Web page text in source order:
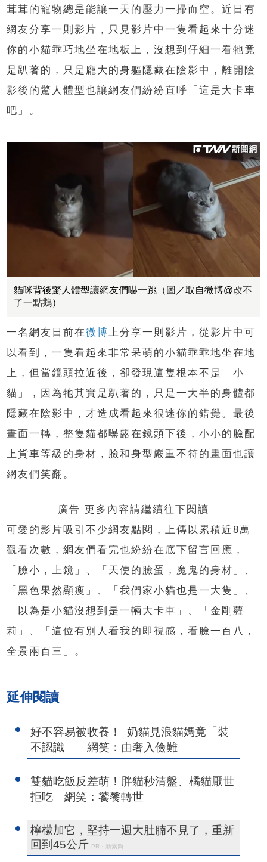
茸茸的寵物總是能讓一天的壓力一掃而空。近日有
網友分享一則影片，只見影片中一隻看起來十分迷
你的小貓乖巧地坐在地板上，沒想到仔細一看牠竟
是趴著的，只是龐大的身軀隱藏在陰影中，離開陰
影後的驚人體型也讓網友們紛紛直呼「這是大卡車
吧」。
貓咪背後驚人體型讓網友們嚇一跳（圖／取自微博@改不
了一點鵝）
一名網友日前在微博上分享一則影片，從影片中可
以看到，一隻看起來非常呆萌的小貓乖乖地坐在地
上，但當鏡頭拉近後，卻發現這隻根本不是「小
貓」，因為牠其實是趴著的，只是一大半的身體都
隱藏在陰影中，才造成看起來很迷你的錯覺。最後
畫面一轉，整隻貓都曝露在鏡頭下後，小小的臉配
上貨車等級的身材，臉和身型嚴重不符的畫面也讓
網友們笑翻。
廣告 更多內容請繼續往下閱讀
可愛的影片吸引不少網友點閱，上傳以累積近8萬
觀看次數，網友們看完也紛紛在底下留言回應，
「臉小，上鏡」、「天使的臉蛋，魔鬼的身材」、
「黑色果然顯瘦」、「我們家小貓也是一大隻」、
「以為是小貓沒想到是一輛大卡車」、「金剛蘿
莉」、「這位有別人看我的即視感，看臉一百八，
全景兩百三」。
延伸閱讀
好不容易被收養！ 奶貓見浪貓媽竟「裝
不認識」 網笑：由奢入儉難
雙貓吃飯反差萌！胖貓秒清盤、橘貓厭世
拒吃 網笑：饕餮轉世
檸檬加它，堅持一週大肚腩不見了，重新
回到45公斤 PR・新素簡